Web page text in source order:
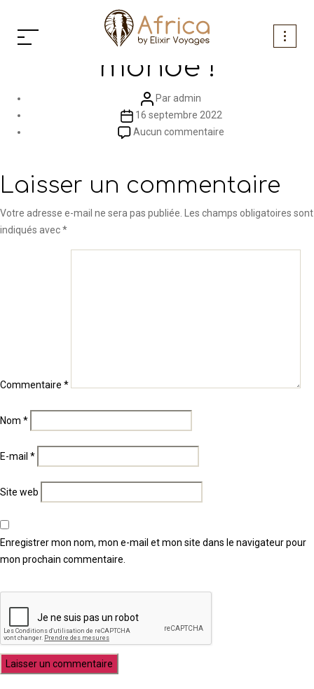
contenu
Bonjour tout le
monde !
Auteur
de
l’article
Paradmin
Date
de
16 septembre 2022
Aucun commentaire
le
Laisser un commentaire
Votre adresse e-mail ne sera pas publiée.
Les champs obligatoires sont
indiqués avec*
Commentaire *
Nom *
E-mail *
Site web
Enregistrer mon nom, mon e-mail et mon site dans le navigateur pour
mon prochain commentaire.